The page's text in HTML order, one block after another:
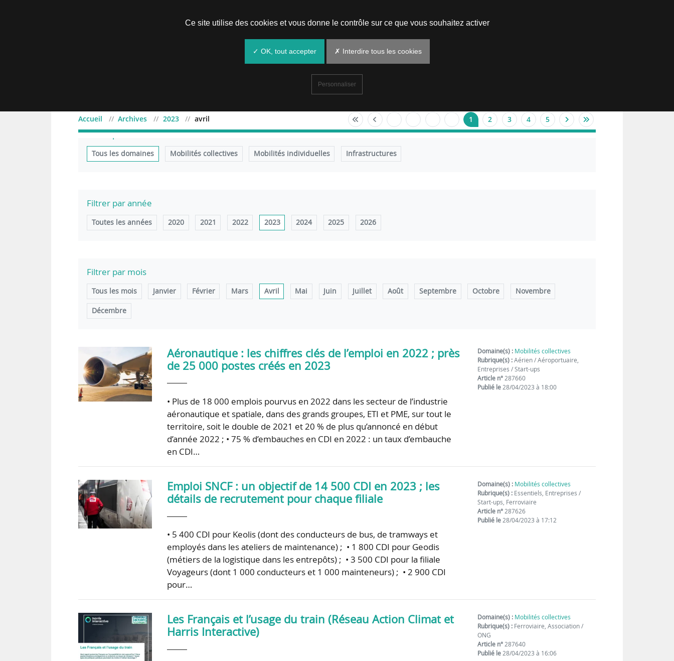
Accueil Archives 2023 avril 1 2 3 4 5
Filtrer par domaine
Tous les domaines Mobilités collectives Mobilités individuelles Infrastructures
Filtrer par année
Toutes les années 2020 2021 2022 2023 2024 2025 2026
Filtrer par mois
Tous les mois Janvier Février Mars Avril Mai Juin Juillet Août Septembre Octobre Novembre
Décembre
Aéronautique : les chiffres clés de l’emploi en 2022 ; près
de 25 000 postes créés en 2023
• Plus de 18 000 emplois pourvus en 2022 dans les secteur de l’industrie
aéronautique et spatiale, dans des grands groupes, ETI et PME, sur tout le
territoire, soit le double de 2021 et 20 % de plus qu’annoncé en début
d’année 2022 ; • 75 % d’embauches en CDI en 2022 : un taux d’embauche
en CDI…
Domaine(s) : Mobilités collectives
Rubrique(s) :Aérien / Aéroportuaire,
Entreprises / Start-ups
Article n°287660
Publié le28/04/2023 à 18:00
Emploi SNCF : un objectif de 14 500 CDI en 2023 ; les
détails de recrutement pour chaque filiale
• 5 400 CDI pour Keolis (dont des conducteurs de bus, de tramways et
employés dans les ateliers de maintenance) ; • 1 800 CDI pour Geodis
(métiers de la logistique dans les entrepôts) ; • 3 500 CDI pour la filiale
Voyageurs (dont 1 000 conducteurs et 1 000 mainteneurs) ; • 2 900 CDI
pour…
Domaine(s) : Mobilités collectives
Rubrique(s) : Essentiels, Entreprises /
Start-ups, Ferroviaire
Article n°287626
Publié le28/04/2023 à 17:12
Les Français et l’usage du train (Réseau Action Climat et
Harris Interactive)
Domaine(s) : Mobilités collectives
Rubrique(s) : Ferroviaire, Association /
ONG
Article n°287640
Publié le28/04/2023 à 16:06
Ce site utilise des cookies et vous donne le contrôle sur ce que vous souhaitez activer
✓ OK, tout accepter ✗ Interdire tous les cookies
Personnaliser